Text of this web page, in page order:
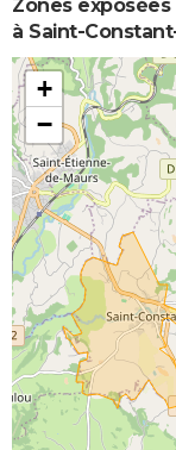
Zones
à Saint-
+
−